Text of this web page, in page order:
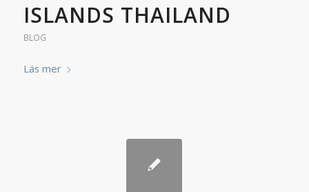
ISLANDS THAILAND
BLOG
Läs mer